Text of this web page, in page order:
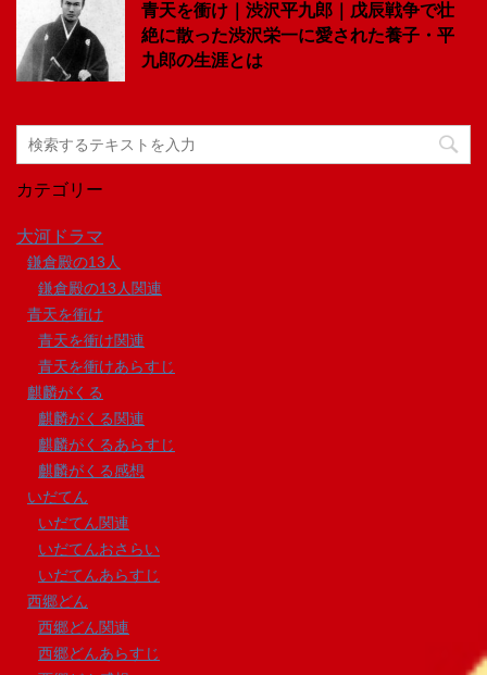
青天を衝け｜渋沢平九郎｜戊辰戦争で壮
絶に散った渋沢栄一に愛された養子・平
九郎の生涯とは
カテゴリー
大河ドラマ
鎌倉殿の13人
鎌倉殿の13人関連
青天を衝け
青天を衝け関連
青天を衝けあらすじ
麒麟がくる
麒麟がくる関連
麒麟がくるあらすじ
麒麟がくる感想
いだてん
いだてん関連
いだてんおさらい
いだてんあらすじ
西郷どん
西郷どん関連
西郷どんあらすじ